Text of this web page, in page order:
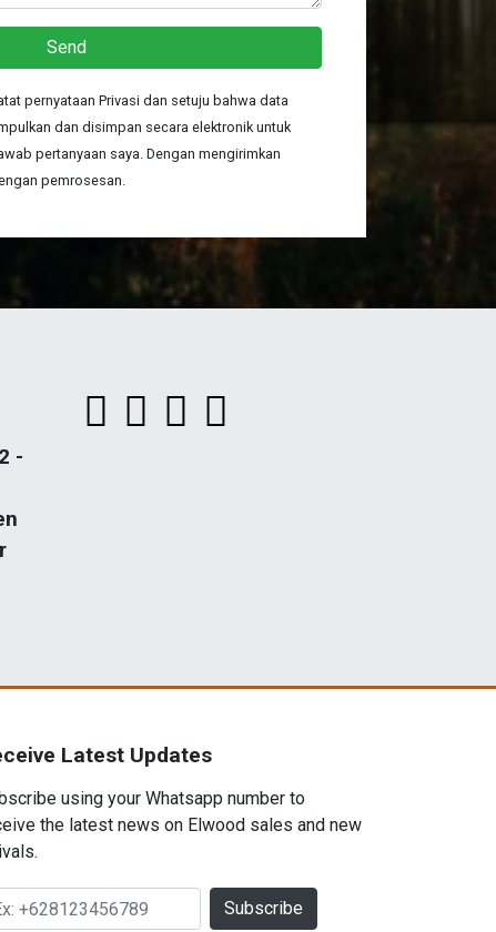
Send
pernyataan Privasi dan setuju bahwa data
dan disimpan secara elektronik untuk
pertanyaan saya. Dengan mengirimkan
pemrosesan.
-
Latest Updates
using your Whatsapp number to
the latest news on Elwood sales and new
Subscribe